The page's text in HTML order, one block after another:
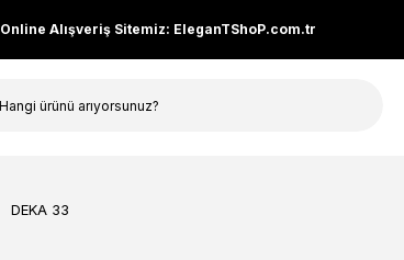
Online Alışveriş Sitemiz: EleganTShoP.com.tr
DEKA 33